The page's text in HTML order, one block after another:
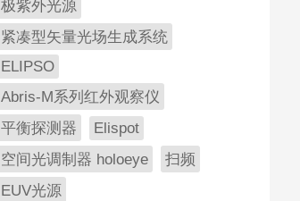
极紫外光源
紧凑型矢量光场生成系统
ELIPSO
Abris-M系列红外观察仪
平衡探测器
Elispot
空间光调制器 holoeye
扫频
EUV光源